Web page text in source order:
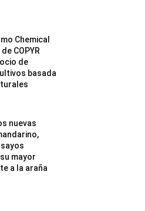
Chemical
COPYR
de
basada
nuevas
mayor
a la araña